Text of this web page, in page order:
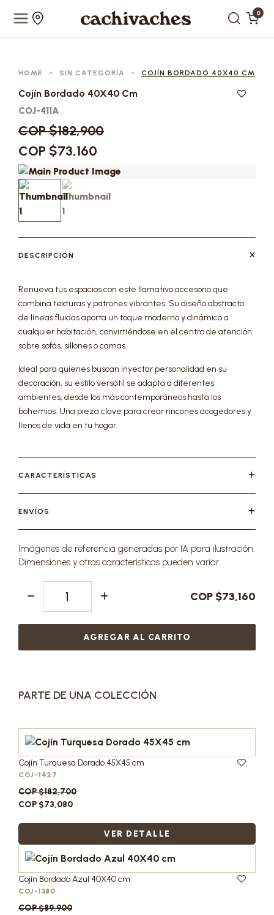
0
HOME > SIN CATEGORÍA > COJÍN BORDADO 40X40 CM
Cojín Bordado 40X40 Cm
COJ-411A
COP $182,900
COP $73,160
DESCRIPCIÓN
Renueva tus espacios con este llamativo accesorio que
combina texturas y patrones vibrantes. Su diseño abstracto
de líneas fluidas aporta un toque moderno y dinámico a
cualquier habitación, convirtiéndose en el centro de atención
sobre sofás, sillones o camas.
Ideal para quienes buscan inyectar personalidad en su
decoración, su estilo versátil se adapta a diferentes
ambientes, desde los más contemporáneos hasta los
bohemios. Una pieza clave para crear rincones acogedores y
llenos de vida en tu hogar.
CARACTERÍSTICAS
ENVÍOS
Imágenes de referencia generadas por IA para ilustración.
Dimensiones y otras características pueden variar.
COP $73,160
AGREGAR AL CARRITO
PARTE DE UNA COLECCIÓN
Cojín Turquesa Dorado 45X45 cm
COJ-1427
COP $182,700
COP $73,080
VER DETALLE
Cojín Bordado Azul 40X40 cm
COJ-1380
COP $89,900